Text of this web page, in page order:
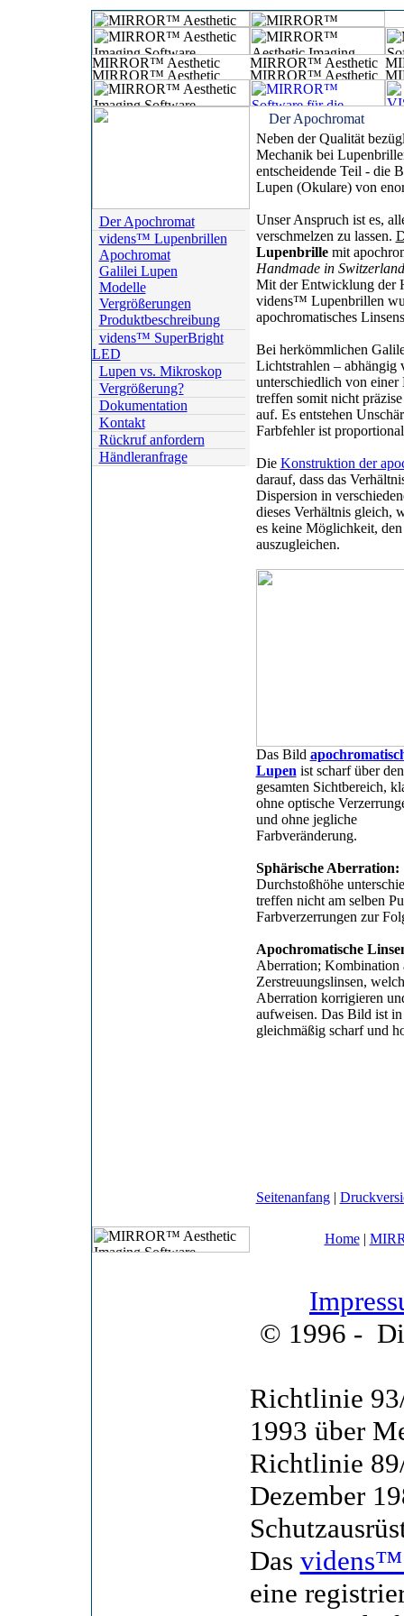
Der Apochromat
videns™ Lupenbrillen
Apochromat
Galilei Lupen
Modelle
Vergrößerungen
Produktbeschreibung
videns™ SuperBright
LED
Lupen vs. Mikroskop
Vergrößerung?
Dokumentation
Kontakt
Rückruf anfordern
Händleranfrage
Der Apochromat
Neben der Qualität
Mechanik bei
entscheidende Teil - die
Lupen (Okulare) von
Unser Anspruch ist es,
verschmelzen zu lassen.
Lupenbrillemit
Handmade in Switzerland
Mit der Entwicklung der
videns™ Lupenbrillen
apochromatisches
Bei herkömmlichen
Lichtstrahlen – abhängig
unterschiedlich von
treffen somit nicht
auf. Es entstehen
Farbfehler ist
Die Konstruktion der
darauf, dass das
Dispersion in
dieses Verhältnis gleich,
es keine Möglichkeit,
auszugleichen.
Das Bild
Lupen ist scharf über den
gesamten Sichtbereich,
ohne optische
und ohne jegliche
Farbveränderung.
Sphärische Aberration:
Durchstoßhöhe
treffen nicht am selben
Farbverzerrungen zur
Apochromatische
Aberration; Kombination
Zerstreuungslinsen,
Aberration korrigieren
aufweisen. Das Bild ist
gleichmäßig scharf und
Seitenanfang|
Home|
© 1996 -
Richtlinie
1993 über
Richtlinie
Dezember
Das
eine